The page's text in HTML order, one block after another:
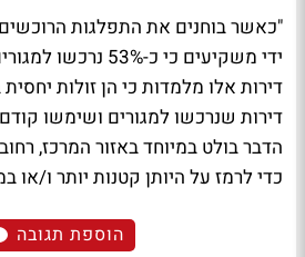
"כאשר בוחנים את התפלגות
ידי משקיעים כי כ-
דירות אלו מלמדות כי הן זולות
דירות שנרכשו למגורים ושימשו
הדבר בולט במיוחד באזור המרכז,
כדי לרמז על היותן קטנות יותר ו/או
הוספת תגובה